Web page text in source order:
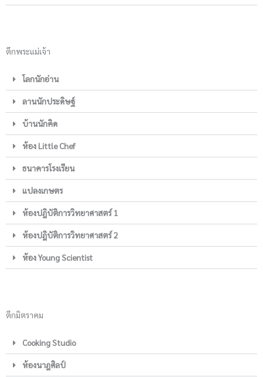
ตึกพระแม่เจ้า
โลกนักอ่าน
ลานนักประดิษฐ์
บ้านนักคิด
ห้อง Little Chef
ธนาคารโรงเรียน
แปลงเกษตร
ห้องปฎิบัติการวิทยาศาสตร์ 1
ห้องปฎิบัติการวิทยาศาสตร์ 2
ห้อง Young Scientist
ตึกมิตราคม
Cooking Studio
ห้องนาฎศิลป์